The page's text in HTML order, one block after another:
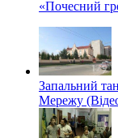
«Почесний
Запальний
Мережу